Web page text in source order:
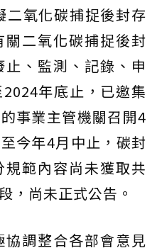
二氧化碳捕捉後封存
二氧化碳捕捉後封
、監測、記錄、申
年底止，已邀集
事業主管機關召開4
今年4月中止，碳封
範內容尚未獲取共
，尚未正式公告。
調整合各部會意見